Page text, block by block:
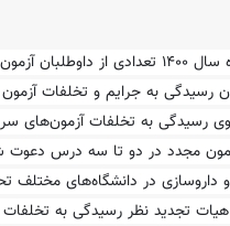
به ماده ۱۱ قانون رسیدگی به جرایم و
رسیدگی به تخلفات آزمون‌های
مجدد در دو تا سه درس دعوت
داروسازی در دانشگاه‌های
تجدید نظر رسیدگی به